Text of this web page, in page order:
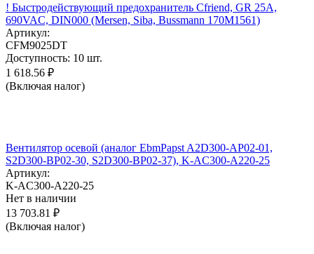
! Быстродействующий предохранитель Cfriend, GR 25А,
690VAC, DIN000 (Mersen, Siba, Bussmann 170M1561)
Артикул:
CFM9025DT
Доступность: 10 шт.
1 618.56 ₽
(Включая налог)
Вентилятор осевой (аналог EbmPapst A2D300-AP02-01,
S2D300-BP02-30, S2D300-BP02-37), K-AC300-A220-25
Артикул:
K-AC300-A220-25
Нет в наличии
13 703.81 ₽
(Включая налог)